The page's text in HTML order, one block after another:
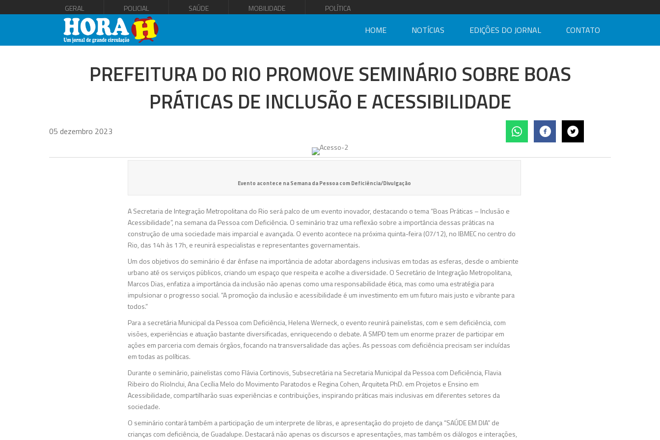
GERAL POLICIAL SAÚDE MOBILIDADE POLÍTICA
HOME NOTÍCIAS EDIÇÕES DO JORNAL CONTATO
PREFEITURA DO RIO PROMOVE SEMINÁRIO SOBRE BOAS
PRÁTICAS DE INCLUSÃO E ACESSIBILIDADE
05 dezembro 2023
Evento acontece na Semana da Pessoa com Deficiência/Divulgação
A Secretaria de Integração Metropolitana do Rio será palco de um evento inovador, destacando o tema “Boas Práticas – Inclusão e
Acessibilidade”, na semana da Pessoa com Deficiência. O seminário traz uma reflexão sobre a importância dessas práticas na
construção de uma sociedade mais imparcial e avançada. O evento acontece na próxima quinta-feira (07/12), no IBMEC no centro do
Rio, das 14h às 17h, e reunirá especialistas e representantes governamentais.
Um dos objetivos do seminário é dar ênfase na importância de adotar abordagens inclusivas em todas as esferas, desde o ambiente
urbano até os serviços públicos, criando um espaço que respeita e acolhe a diversidade. O Secretário de Integração Metropolitana,
Marcos Dias, enfatiza a importância da inclusão não apenas como uma responsabilidade ética, mas como uma estratégia para
impulsionar o progresso social. “A promoção da inclusão e acessibilidade é um investimento em um futuro mais justo e vibrante para
todos.”
Para a secretária Municipal da Pessoa com Deficiência, Helena Werneck, o evento reunirá painelistas, com e sem deficiência, com
visões, experiências e atuação bastante diversificadas, enriquecendo o debate. A SMPD tem um enorme prazer de participar em
ações em parceria com demais órgãos, focando na transversalidade das ações. As pessoas com deficiência precisam ser incluídas
em todas as políticas.
Durante o seminário, painelistas como Flávia Cortinovis, Subsecretária na Secretaria Municipal da Pessoa com Deficiência, Flavia
Ribeiro do RioInclui, Ana Cecília Melo do Movimento Paratodos e Regina Cohen, Arquiteta PhD. em Projetos e Ensino em
Acessibilidade, compartilharão suas experiências e contribuições, inspirando práticas mais inclusivas em diferentes setores da
sociedade.
O seminário contará também a participação de um interprete de libras, e apresentação do projeto de dança “SAÚDE EM DIA” de
crianças com deficiência, de Guadalupe. Destacará não apenas os discursos e apresentações, mas também os diálogos e interações,